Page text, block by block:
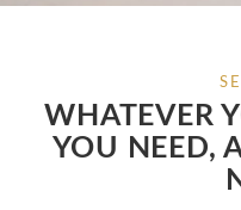
WHATEVER
YOU NEED,